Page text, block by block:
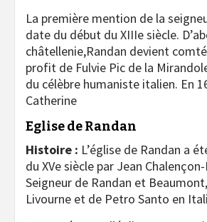
La première mention de la
date du début du XIIIe siècle.
châtellenie,Randan devient
profit de Fulvie Pic de la
du célèbre humaniste italien. En
Catherine
Eglise de Randan
Histoire : L’église de Randan a
du XVe siècle par Jean
Seigneur de Randan et
Livourne et de Petro Santo en